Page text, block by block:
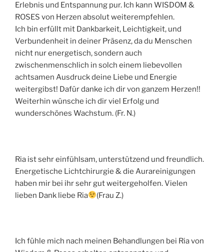
Erlebnis und Entspannung pur. Ich kann WISDOM &
ROSES von Herzen absolut weiterempfehlen.
Ich bin erfüllt mit Dankbarkeit, Leichtigkeit, und
Verbundenheit in deiner Präsenz, da du Menschen
nicht nur energetisch, sondern auch
zwischenmenschlich in solch einem liebevollen
achtsamen Ausdruck deine Liebe und Energie
weitergibst! Dafür danke ich dir von ganzem Herzen!!
Weiterhin wünsche ich dir viel Erfolg und
wunderschönes Wachstum. (Fr. N.)
Ria ist sehr einfühlsam, unterstützend und freundlich.
Energetische Lichtchirurgie & die Aurareinigungen
haben mir bei ihr sehr gut weitergeholfen. Vielen
lieben Dank liebe Ria
(Frau Z.)
Ich fühle mich nach meinen Behandlungen bei Ria von